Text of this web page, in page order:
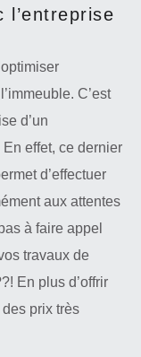
l’entreprise
C’est
d’un
effet, ce dernier
d’effectuer
aux attentes
à faire appel
travaux de
En plus d’offrir
prix très